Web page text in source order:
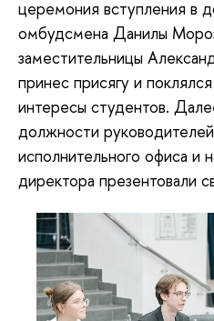
церемония вступления в
омбудсмена Данилы
заместительницы
принес присягу и
интересы студентов.
должности
исполнительного офиса и
директора презентовали